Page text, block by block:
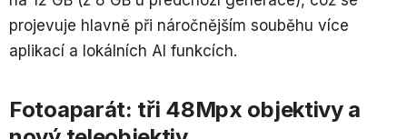
projevuje hlavně při náročnějším souběhu více
aplikací a lokálních AI funkcích.
Fotoaparát: tři 48Mpx objektivy a